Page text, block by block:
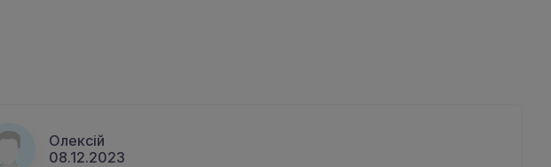
Олексій
08.12.2023